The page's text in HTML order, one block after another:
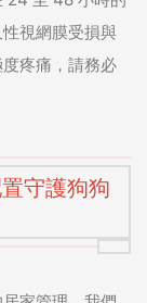
視網膜受損與
疼痛，請務必
守護狗狗